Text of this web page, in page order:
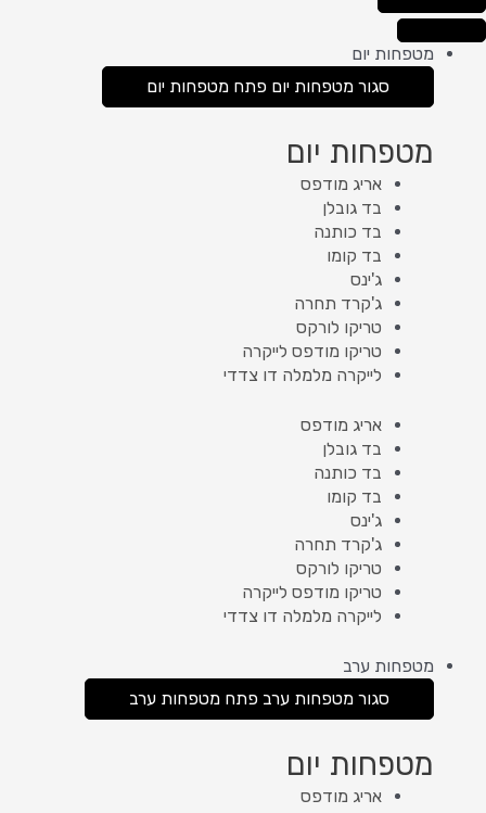
מטפחות יום
סגור מטפחות יום פתח מטפחות יום
מטפחות יום
אריג מודפס
בד גובלן
בד כותנה
בד קומו
ג'ינס
ג'קרד תחרה
טריקו לורקס
טריקו מודפס לייקרה
לייקרה מלמלה דו צדדי
אריג מודפס
בד גובלן
בד כותנה
בד קומו
ג'ינס
ג'קרד תחרה
טריקו לורקס
טריקו מודפס לייקרה
לייקרה מלמלה דו צדדי
מטפחות ערב
סגור מטפחות ערב פתח מטפחות ערב
מטפחות יום
אריג מודפס